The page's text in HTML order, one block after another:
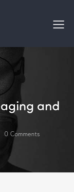
and
0 Comments